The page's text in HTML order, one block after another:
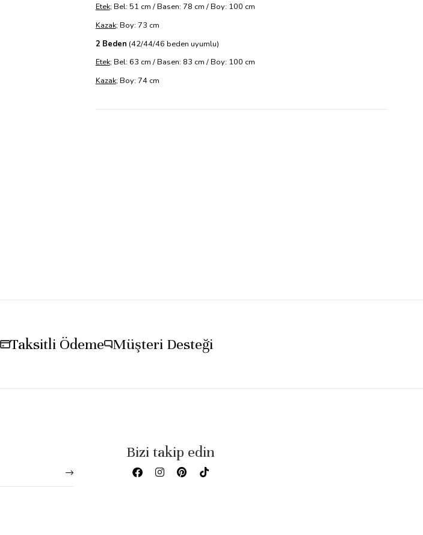
Etek; Bel: 51 cm / Basen: 78 cm / Boy: 100 cm
Kazak; Boy: 73 cm
2 Beden (42/44/46 beden uyumlu)
Etek; Bel: 63 cm / Basen: 83 cm / Boy: 100 cm
Kazak; Boy: 74 cm
Taksitli Ödeme Müşteri Desteği
Bizi takip edin